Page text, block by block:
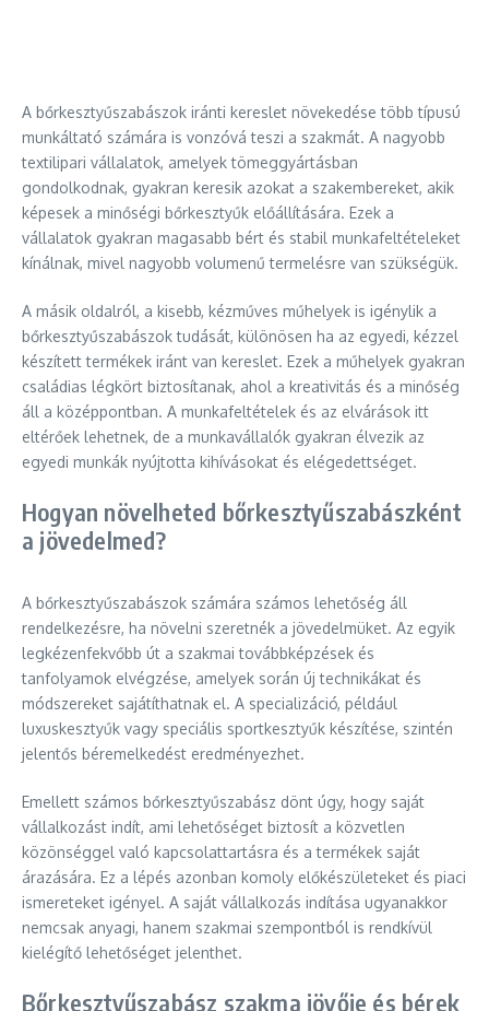
A bőrkesztyűszabászok iránti kereslet növekedése több típusú
munkáltató számára is vonzóvá teszi a szakmát. A nagyobb
textilipari vállalatok, amelyek tömeggyártásban
gondolkodnak, gyakran keresik azokat a szakembereket, akik
képesek a minőségi bőrkesztyűk előállítására. Ezek a
vállalatok gyakran magasabb bért és stabil munkafeltételeket
kínálnak, mivel nagyobb volumenű termelésre van szükségük.
A másik oldalról, a kisebb, kézműves műhelyek is igénylik a
bőrkesztyűszabászok tudását, különösen ha az egyedi, kézzel
készített termékek iránt van kereslet. Ezek a műhelyek gyakran
családias légkört biztosítanak, ahol a kreativitás és a minőség
áll a középpontban. A munkafeltételek és az elvárások itt
eltérőek lehetnek, de a munkavállalók gyakran élvezik az
egyedi munkák nyújtotta kihívásokat és elégedettséget.
Hogyan növelheted bőrkesztyűszabászként
a jövedelmed?
A bőrkesztyűszabászok számára számos lehetőség áll
rendelkezésre, ha növelni szeretnék a jövedelmüket. Az egyik
legkézenfekvőbb út a szakmai továbbképzések és
tanfolyamok elvégzése, amelyek során új technikákat és
módszereket sajátíthatnak el. A specializáció, például
luxuskesztyűk vagy speciális sportkesztyűk készítése, szintén
jelentős béremelkedést eredményezhet.
Emellett számos bőrkesztyűszabász dönt úgy, hogy saját
vállalkozást indít, ami lehetőséget biztosít a közvetlen
közönséggel való kapcsolattartásra és a termékek saját
árazására. Ez a lépés azonban komoly előkészületeket és piaci
ismereteket igényel. A saját vállalkozás indítása ugyanakkor
nemcsak anyagi, hanem szakmai szempontból is rendkívül
kielégítő lehetőséget jelenthet.
Bőrkesztyűszabász szakma jövője és bérek